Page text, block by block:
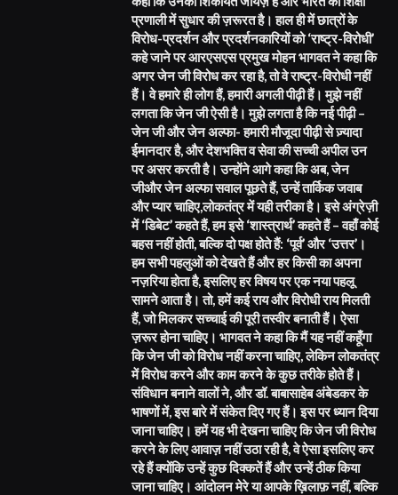
प्रणाली में सुधार की ज़रूरत है। हाल ही में छात्रों के
विरोध-प्रदर्शन और प्रदर्शनकारियों को ‘राष्ट्र-विरोधी’
कहे जाने पर आरएसएस प्रमुख मोहन भागवत ने कहा कि
अगर जेन जी विरोध कर रहा है, तो वे राष्ट्र-विरोधी नहीं
हैं। वे हमारे ही लोग हैं, हमारी अगली पीढ़ी हैं। मुझे नहीं
लगता कि जेन जी ऐसी है। मुझे लगता है कि नई पीढ़ी –
जेन जी और जेन अल्फा- हमारी मौजूदा पीढ़ी से ज़्यादा
ईमानदार है, और देशभक्ति व सेवा की सच्ची अपील उन
पर असर करती है। उन्होंने आगे कहा कि अब, जेन
जीऔर जेन अल्फा सवाल पूछते हैं, उन्हें तार्किक जवाब
और प्यार चाहिए,लोकतंत्र में यही तरीका है। इसे अंग्रेज़ी
में ‘डिबेट’ कहते हैं, हम इसे ‘शास्त्रार्थ’ कहते हैं – वहाँ कोई
बहस नहीं होती, बल्कि दो पक्ष होते हैं: ‘पूर्व’ और ‘उत्तर’।
हम सभी पहलुओं को देखते हैं और हर किसी का अपना
नज़रिया होता है, इसलिए हर विषय पर एक नया पहलू
सामने आता है। तो, हमें कई राय और विरोधी राय मिलती
हैं, जो मिलकर सच्चाई की पूरी तस्वीर बनाती हैं। ऐसा
ज़रूर होना चाहिए। भागवत ने कहा कि मैं यह नहीं कहूँगा
कि जेन जी को विरोध नहीं करना चाहिए, लेकिन लोकतंत्र
में विरोध करने और काम करने के कुछ तरीके होते हैं।
संविधान बनाने वालों ने, और डॉ. बाबासाहेब अंबेडकर के
भाषणों में, इस बारे में संकेत दिए गए हैं। इस पर ध्यान दिया
जाना चाहिए। हमें यह भी देखना चाहिए कि जेन जी विरोध
करने के लिए आवाज़ नहीं उठा रही है, वे ऐसा इसलिए कर
रहे हैं क्योंकि उन्हें कुछ दिक्कतें हैं और उन्हें ठीक किया
जाना चाहिए। आंदोलन मेरे या आपके ख़िलाफ़ नहीं, बल्कि